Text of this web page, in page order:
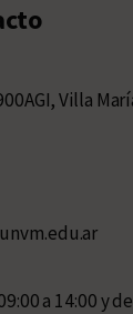
Villa
a 14:00 y